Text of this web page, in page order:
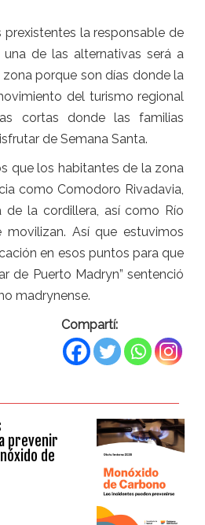
prexistentes la responsable de
de las alternativas será a
porque son días donde la
del turismo regional
cortas donde las familias
de Semana Santa.
que los habitantes de la zona
como Comodoro Rivadavia,
de la cordillera, así como Río
movilizan. Así que estuvimos
en esos puntos para que
de Puerto Madryn” sentenció
madrynense.
Compartí:
prevenir
de